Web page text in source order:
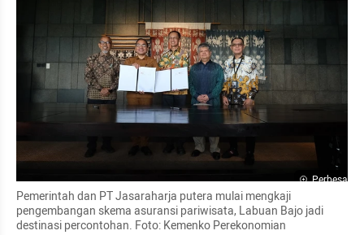
Perbesar
Pemerintah dan PT Jasaraharja putera mulai mengkaji
pengembangan skema asuransi pariwisata, Labuan Bajo jadi
destinasi percontohan. Foto: Kemenko Perekonomian